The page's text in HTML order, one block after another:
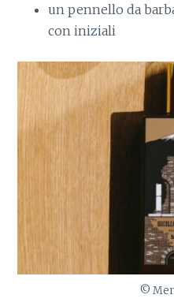
un pennello da
con iniziali
©